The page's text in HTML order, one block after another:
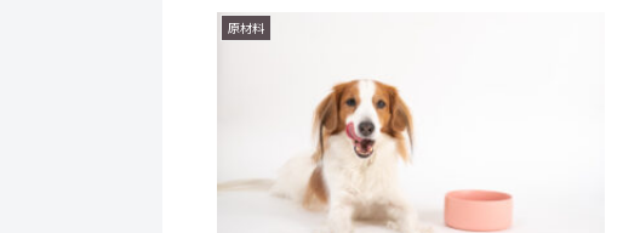
原材料